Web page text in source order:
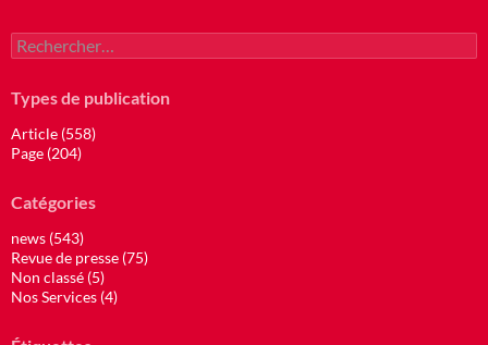
Rechercher :
Types de publication
Article (558)
Page (204)
Catégories
news (543)
Revue de presse (75)
Non classé (5)
Nos Services (4)